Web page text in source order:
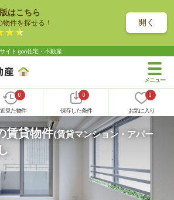
はこちら
物件を探せる！ 開く
イト goo住宅・不動産
0
見た物件
0
保存した条件
0
お気に入り
賃貸物件(賃貸マンション・アパー